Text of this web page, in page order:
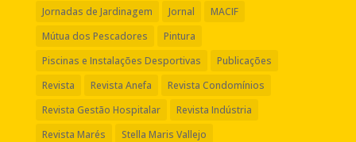
Jornadas de Jardinagem
Jornal
MACIF
Mútua dos Pescadores
Pintura
Piscinas e Instalações Desportivas
Publicações
Revista
Revista Anefa
Revista Condomínios
Revista Gestão Hospitalar
Revista Indústria
Revista Marés
Stella Maris Vallejo